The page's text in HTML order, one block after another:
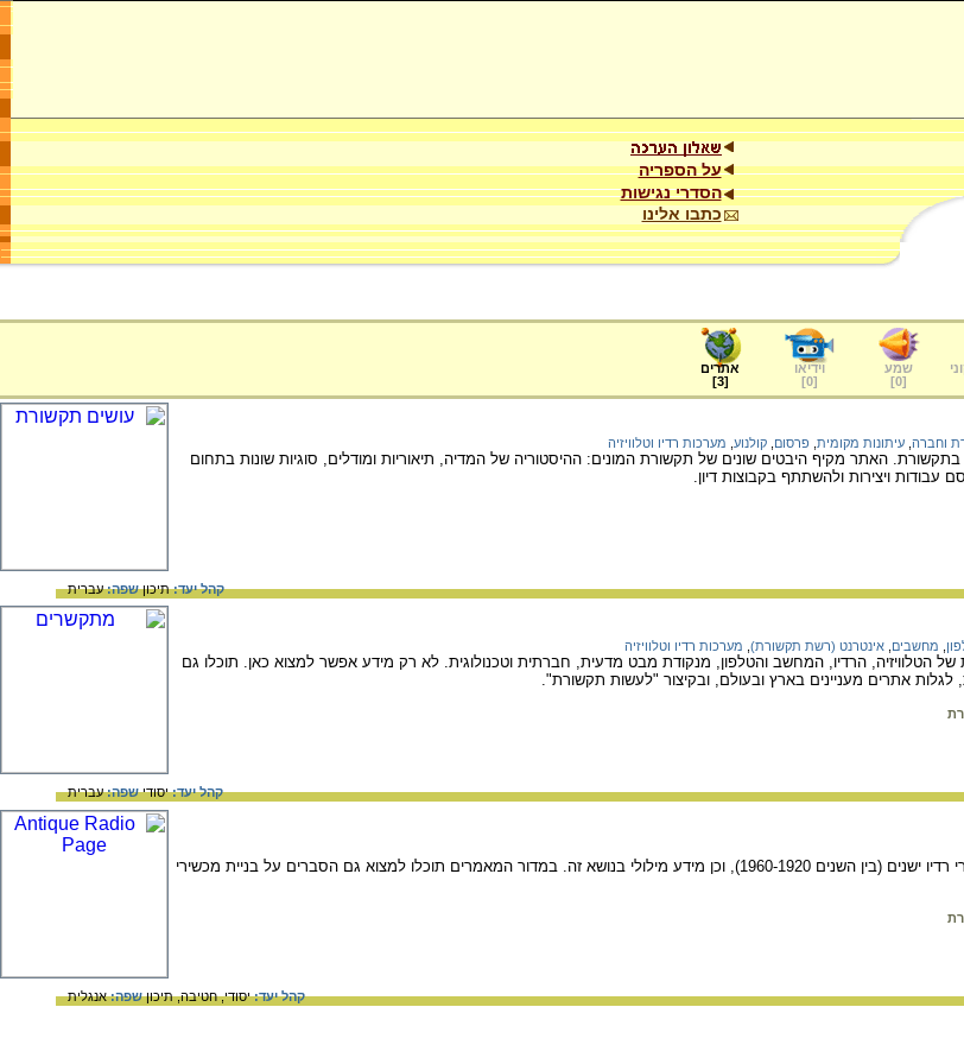
על הספריה
הסדרי נגישות
כתבו אלינו
שמע
[
0
]
וידיאו
[
0
]
אתרים
[
3
]
וחברה עיתונות מקומית פרסום קולנוע מערכות רדיו וטלוויזיה
האתר מקיף היבטים שונים של תקשורת המונים: ההיסטוריה של המדיה, תיאוריות ומודלים, סוגיות שונות בתחום
ויצירות ולהשתתף בקבוצות דיון.
קהל יעד:תיכוןשפה:עברית
מחשבים אינטרנט (רשת תקשורת) מערכות רדיו וטלוויזיה
הטלוויזיה, הרדיו, המחשב והטלפון, מנקודת מבט מדעית, חברתית וטכנולוגית. לא רק מידע אפשר למצוא כאן. תוכלו גם
אתרים מעניינים בארץ ובעולם, ובקיצור "לעשות תקשורת".
קהל יעד:יסודישפה:עברית
באתר זה יש גלריות של תמונות בהן מכשירי רדיו ישנים (בין השנים 1960-1920), וכן מידע מילולי בנושא זה. במדור המאמרים תוכלו למצוא גם הסברים על בניית מכשירי
קהל יעד:יסודי,חטיבה,תיכוןשפה:אנגלית